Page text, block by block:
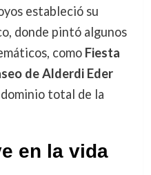
estableció su
donde pintó algunos
como Fiesta
de Alderdi Eder
total de la
en la vida